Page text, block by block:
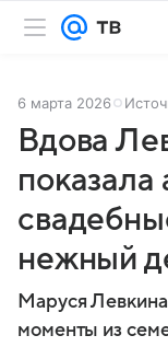
6 марта 2026
Вдова
нежный
Маруся
моменты из